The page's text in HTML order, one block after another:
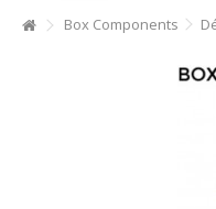
Box Components